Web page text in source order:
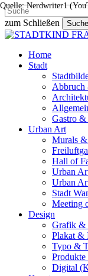
Skip
to
main
content
zum Schließen
Suche
Close
search
Menu
Home
Stadt
Abbruch
Gastro
Urban Art
Murals
Hall of
Urban
Urban
Stadt
Meeting
Design
Grafik &
Plakat &
Typo &
Digital
Quelle: Nerdwriter1